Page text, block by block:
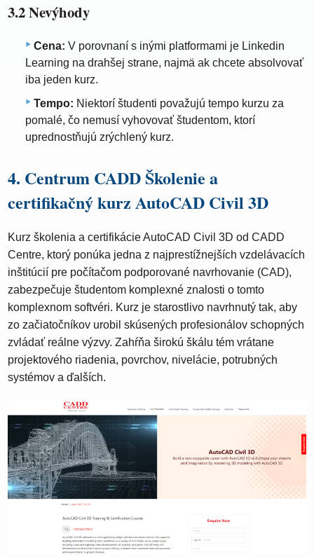
3.2 Nevýhody
Cena: V porovnaní s inými platformami je Linkedin
Learning na drahšej strane, najmä ak chcete absolvovať
iba jeden kurz.
Tempo: Niektorí študenti považujú tempo kurzu za
pomalé, čo nemusí vyhovovať študentom, ktorí
uprednostňujú zrýchlený kurz.
4. Centrum CADD Školenie a
certifikačný kurz AutoCAD Civil 3D
Kurz školenia a certifikácie AutoCAD Civil 3D od CADD
Centre, ktorý ponúka jedna z najprestížnejších vzdelávacích
inštitúcií pre počítačom podporované navrhovanie (CAD),
zabezpečuje študentom komplexné znalosti o tomto
komplexnom softvéri. Kurz je starostlivo navrhnutý tak, aby
zo začiatočníkov urobil skúsených profesionálov schopných
zvládať reálne výzvy. Zahŕňa širokú škálu tém vrátane
projektového riadenia, povrchov, nivelácie, potrubných
systémov a ďalších.